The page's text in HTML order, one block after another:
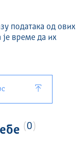
података од ових
је време да их
0